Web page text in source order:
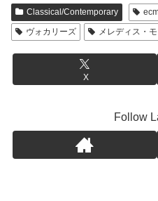
Classical/Contemporary
ヴォカリーズ
メレディス・
X
Follow